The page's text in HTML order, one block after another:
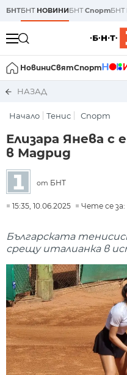
БНТБНТ НОВИНИБНТСпортБНТ
НовиниСвятСпорт
НАЗАД
Начало Тенис Спорт
Елизара Янева с
в Мадрид
от БНТ
15:35, 10.06.2025 Чете се за:
Българската
срещу италианка в